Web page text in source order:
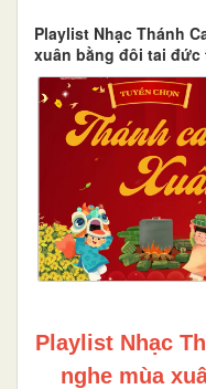
Playlist Nhạc Thánh
xuân bằng đôi tai đức
Playlist Nhạc
nghe mùa